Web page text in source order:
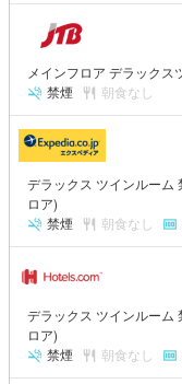
メインフロア デラックス
禁煙
朝食なし
デラックス ツインルーム
ロア)
禁煙
朝食なし
デラックス ツインルーム
ロア)
禁煙
朝食なし